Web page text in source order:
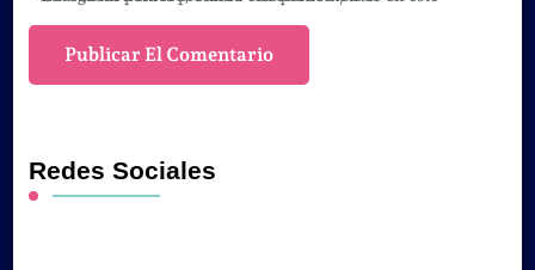
Redes Sociales